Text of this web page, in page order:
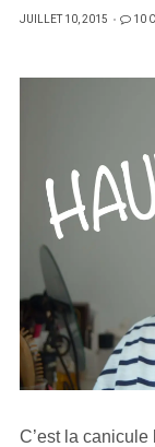
PUBLIÉ
JUILLET 10, 2015 10
C’est la